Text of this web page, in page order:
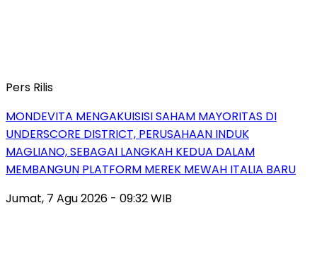
Pers Rilis
MONDEVITA MENGAKUISISI SAHAM MAYORITAS DI
UNDERSCORE DISTRICT, PERUSAHAAN INDUK
MAGLIANO, SEBAGAI LANGKAH KEDUA DALAM
MEMBANGUN PLATFORM MEREK MEWAH ITALIA BARU
Jumat, 7 Agu 2026 - 09:32 WIB